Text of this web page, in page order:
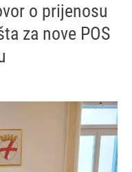
o prijenosu
za nove POS